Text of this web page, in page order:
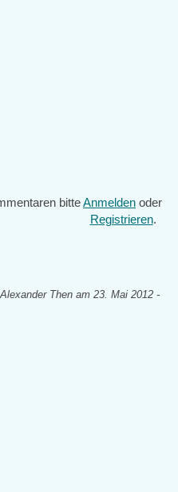
bitteAnmelden oder
Registrieren.
Alexander Then am 23. Mai 2012 -